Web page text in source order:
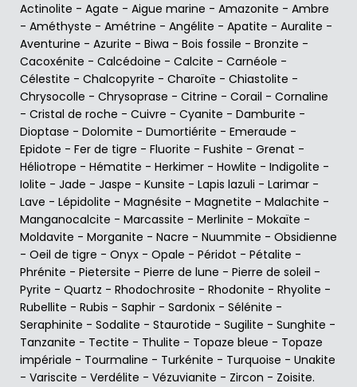
Actinolite - Agate - Aigue marine - Amazonite - Ambre
- Améthyste - Amétrine - Angélite - Apatite - Auralite -
Aventurine - Azurite - Biwa - Bois fossile - Bronzite -
Cacoxénite - Calcédoine - Calcite - Carnéole -
Célestite - Chalcopyrite - Charoïte - Chiastolite -
Chrysocolle - Chrysoprase - Citrine - Corail - Cornaline
- Cristal de roche - Cuivre - Cyanite - Damburite -
Dioptase - Dolomite - Dumortiérite - Emeraude -
Epidote - Fer de tigre - Fluorite - Fushite - Grenat -
Héliotrope - Hématite - Herkimer - Howlite - Indigolite -
Iolite - Jade - Jaspe - Kunsite - Lapis lazuli - Larimar -
Lave - Lépidolite - Magnésite - Magnetite - Malachite -
Manganocalcite - Marcassite - Merlinite - Mokaïte -
Moldavite - Morganite - Nacre - Nuummite - Obsidienne
- Oeil de tigre - Onyx - Opale - Péridot - Pétalite -
Phrénite - Pietersite - Pierre de lune - Pierre de soleil -
Pyrite - Quartz - Rhodochrosite - Rhodonite - Rhyolite -
Rubellite - Rubis - Saphir - Sardonix - Sélénite -
Seraphinite - Sodalite - Staurotide - Sugilite - Sunghite -
Tanzanite - Tectite - Thulite - Topaze bleue - Topaze
impériale - Tourmaline - Turkénite - Turquoise - Unakite
- Variscite - Verdélite - Vézuvianite - Zircon - Zoisite.